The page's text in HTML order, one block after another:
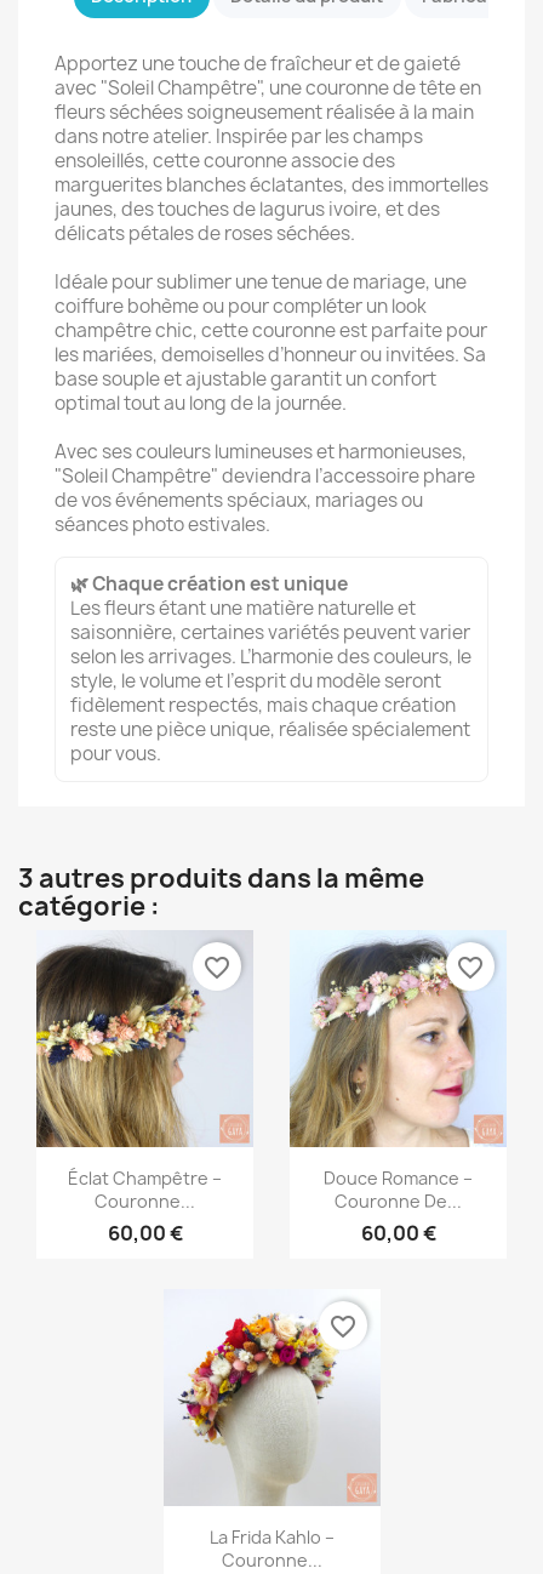
Apportez une touche de fraîcheur et de gaieté
avec "Soleil Champêtre", une couronne de tête en
fleurs séchées soigneusement réalisée à la main
dans notre atelier. Inspirée par les champs
ensoleillés, cette couronne associe des
marguerites blanches éclatantes, des immortelles
jaunes, des touches de lagurus ivoire, et des
délicats pétales de roses séchées.
Idéale pour sublimer une tenue de mariage, une
coiffure bohème ou pour compléter un look
champêtre chic, cette couronne est parfaite pour
les mariées, demoiselles d’honneur ou invitées. Sa
base souple et ajustable garantit un confort
optimal tout au long de la journée.
Avec ses couleurs lumineuses et harmonieuses,
"Soleil Champêtre" deviendra l’accessoire phare
de vos événements spéciaux, mariages ou
séances photo estivales.
🌿 Chaque création est unique
Les fleurs étant une matière naturelle et
saisonnière, certaines variétés peuvent varier
selon les arrivages. L’harmonie des couleurs, le
style, le volume et l’esprit du modèle seront
fidèlement respectés, mais chaque création
reste une pièce unique, réalisée spécialement
pour vous.
3 autres produits dans la même
catégorie :
Aperçu rapide
Éclat Champêtre –
Couronne...
60,00 €
favorite_border
Aperçu rapide
Douce Romance –
Couronne De...
60,00 €
favorite_border
 Aperçu rapide
La Frida Kahlo –
Couronne...
favorite_border